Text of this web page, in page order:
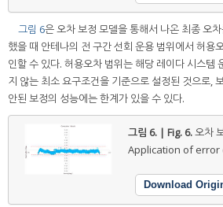
그림 6은 오차 보정 모델을 통해서 나온 최종 오
했을 때 안테나의 전 구간 선회 운용 범위에서 허용
인할 수 있다. 허용오차 범위는 해당 레이다 시스템
지 않는 최소 요구조건을 기준으로 설정된 것으로,
안된 보정의 성능에는 한계가 있을 수 있다.
그림 6. | Fig. 6.오차
Application of error
Download